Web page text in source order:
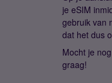
je eSIM
gebruik van
dat het dus
Mocht je
graag!